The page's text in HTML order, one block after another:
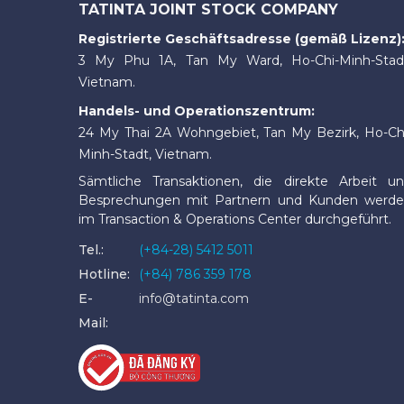
TATINTA JOINT STOCK COMPANY
Registrierte Geschäftsadresse (gemäß Lizenz):
3 My Phu 1A, Tan My Ward, Ho-Chi-Minh-
Vietnam.
Handels- und Operationszentrum:
24 My Thai 2A Wohngebiet, Tan My Bezirk, Ho-
Minh-Stadt, Vietnam.
Sämtliche Transaktionen, die direkte Arbeit
Besprechungen mit Partnern und Kunden
im Transaction & Operations Center durchgeführt.
Tel.:
(+84-28) 5412 5011
Hotline:
(+84) 786 359 178
E-
Mail:
info@tatinta.com